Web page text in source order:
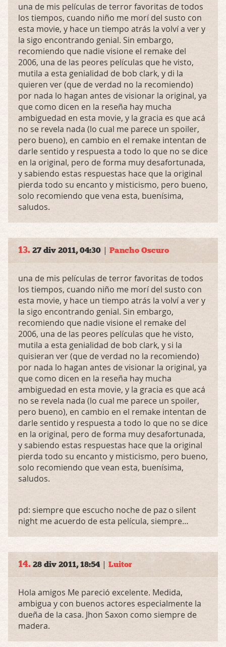
una de mis películas de terror favoritas de todos
los tiempos, cuando niño me morí del susto con
esta movie, y hace un tiempo atrás la volví a ver y
la sigo encontrando genial. Sin embargo,
recomiendo que nadie visione el remake del
2006, una de las peores películas que he visto,
mutila a esta genialidad de bob clark, y di la
quieren ver (que de verdad no la recomiendo)
por nada lo hagan antes de visionar la original, ya
que como dicen en la reseña hay mucha
ambiguedad en esta movie, y la gracia es que acá
no se revela nada (lo cual me parece un spoiler,
pero bueno), en cambio en el remake intentan de
darle sentido y respuesta a todo lo que no se dice
en la original, pero de forma muy desafortunada,
y sabiendo estas respuestas hace que la original
pierda todo su encanto y misticismo, pero bueno,
solo recomiendo que vena esta, buenísima,
saludos.
13. 27 div 2011, 04:30 | Pancho Oscuro
una de mis películas de terror favoritas de todos
los tiempos, cuando niño me morí del susto con
esta movie, y hace un tiempo atrás la volví a ver y
la sigo encontrando genial. Sin embargo,
recomiendo que nadie visione el remake del
2006, una de las peores películas que he visto,
mutila a esta genialidad de bob clark, y si la
quisieran ver (que de verdad no la recomiendo)
por nada lo hagan antes de visionar la original, ya
que como dicen en la reseña hay mucha
ambiguedad en esta movie, y la gracia es que acá
no se revela nada (lo cual me parece un spoiler,
pero bueno), en cambio en el remake intentan de
darle sentido y respuesta a todo lo que no se dice
en la original, pero de forma muy desafortunada,
y sabiendo estas respuestas hace que la original
pierda todo su encanto y misticismo, pero bueno,
solo recomiendo que vean esta, buenísima,
saludos.
pd: siempre que escucho noche de paz o silent
night me acuerdo de esta película, siempre…
14. 28 div 2011, 18:54 | Luitor
Hola amigos Me pareció excelente. Medida,
ambigua y con buenos actores especialmente la
dueña de la casa. Jhon Saxon como siempre de
madera.